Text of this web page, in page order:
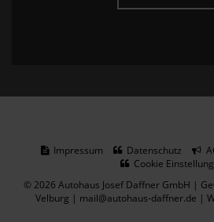
Impressum Datenschutz
Cookie
© 2026 Autohaus Josef Daffner GmbH |
Velburg | mail@autohaus-daffner.de |